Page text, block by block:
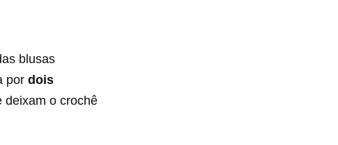
blusas
por dois
deixam o crochê